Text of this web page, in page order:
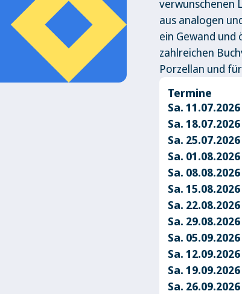
verwunschenen
aus analogen
ein Gewand
zahlreichen
Porzellan und
Termine
Sa. 11.07.2026
Sa. 18.07.2026
Sa. 25.07.2026
Sa. 01.08.2026
Sa. 08.08.2026
Sa. 15.08.2026
Sa. 22.08.2026
Sa. 29.08.2026
Sa. 05.09.2026
Sa. 12.09.2026
Sa. 19.09.2026
Sa. 26.09.2026